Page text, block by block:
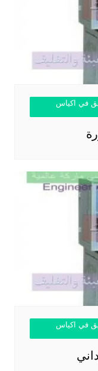
في اكياس
في اكياس